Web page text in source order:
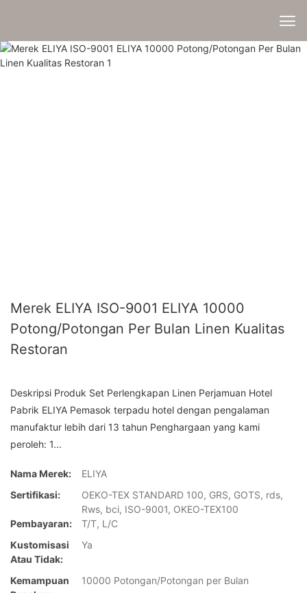
Merek ELIYA ISO-9001 ELIYA 10000
Potong/Potongan Per Bulan Linen Kualitas
Restoran
Deskripsi Produk Set Perlengkapan Linen Perjamuan Hotel
Pabrik ELIYA Pemasok terpadu hotel dengan pengalaman
manufaktur lebih dari 13 tahun Penghargaan yang kami
peroleh: 1...
Nama Merek:
ELIYA
Sertifikasi:
OEKO-TEX STANDARD 100, GRS, GOTS, rds,
Rws, bci, ISO-9001, OKEO-TEX100
Pembayaran:
T/T, L/C
Kustomisasi
Atau Tidak:
Ya
Kemampuan
10000 Potongan/Potongan per Bulan